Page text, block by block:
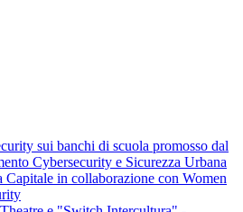
sui banchi di scuola promosso dal
Cybersecurity e Sicurezza Urbana
Capitale in collaborazione con Women